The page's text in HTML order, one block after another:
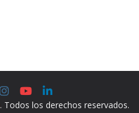
. Todos los derechos reservados.